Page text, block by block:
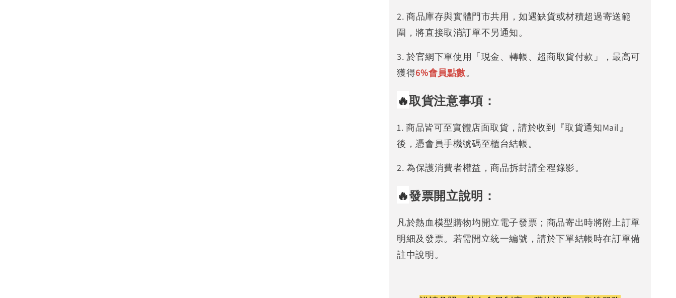
2. 商品庫存與實體門市共用，如遇缺貨或材積超過寄送範
圍，將直接取消訂單不另通知。
3. 於官網下單使用「現金、轉帳、超商取貨付款」，最高可
獲得6%會員點數。
🔥取貨注意事項：
1. 商品皆可至實體店面取貨，請於收到『取貨通知Mail』
後，憑會員手機號碼至櫃台結帳。
2. 為保護消費者權益，商品拆封請全程錄影。
🔥發票開立說明：
凡於熱血模型購物均開立電子發票；商品寄出時將附上訂單
明細及發票。若需開立統一編號，請於下單結帳時在訂單備
註中說明。